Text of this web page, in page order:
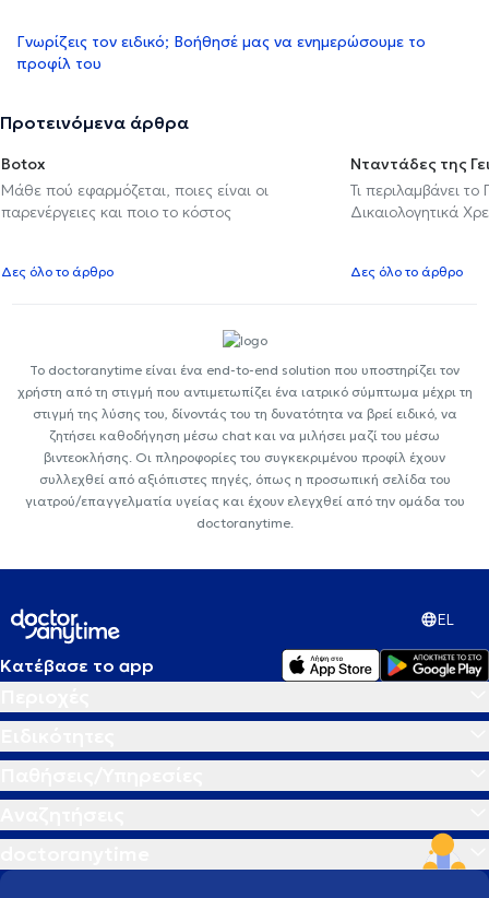
Γνωρίζεις τον ειδικό; Βοήθησέ μας να ενημερώσουμε το
προφίλ του
Προτεινόμενα άρθρα
Botox
Μάθε πού εφαρμόζεται, ποιες είναι οι
παρενέργειες και ποιο το κόστος
Δες όλο το άρθρο
Νταντάδες της
Τι περιλαμβάνει
Δικαιολογητικά
Δες όλο το άρθρο
Το doctoranytime είναι ένα end-to-end solution που υποστηρίζει τον
χρήστη από τη στιγμή που αντιμετωπίζει ένα ιατρικό σύμπτωμα μέχρι τη
στιγμή της λύσης του, δίνοντάς του τη δυνατότητα να βρεί ειδικό, να
ζητήσει καθοδήγηση μέσω chat και να μιλήσει μαζί του μέσω
βιντεοκλήσης. Οι πληροφορίες του συγκεκριμένου προφίλ έχουν
συλλεχθεί από αξιόπιστες πηγές, όπως η προσωπική σελίδα του
γιατρού/επαγγελματία υγείας και έχουν ελεγχθεί από την ομάδα του
doctoranytime.
EL
Κατέβασε το app